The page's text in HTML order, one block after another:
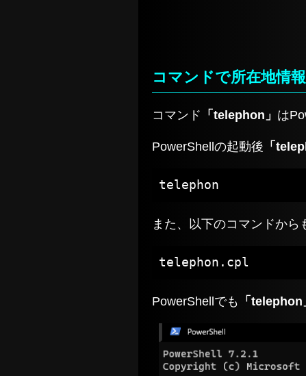
コマンドで所在地情
コマンド 「telephon」 は
PowerShellの起動後 「
telephon
また、以下のコマンドから
telephon.cpl
PowerShellでも 「telephon